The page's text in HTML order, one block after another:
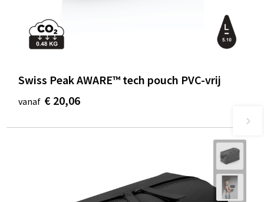
Swiss Peak AWARE™ tech pouch PVC-vrij
vanaf € 20,06